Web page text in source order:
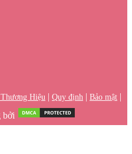
Hiệu | Quy định | Bảo mật |
bởi